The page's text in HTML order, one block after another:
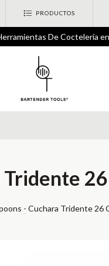
PRODUCTOS
De Coctelería
- Cuchara Tridente 26